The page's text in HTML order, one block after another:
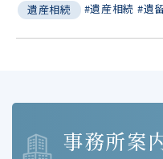
遺産相続 #遺産相続 #遺
事務所案